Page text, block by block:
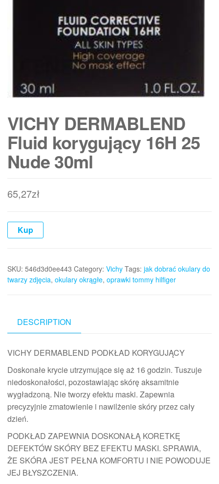
VICHY DERMABLEND
Fluid korygujący 16H 25
Nude 30ml
65,27zł
Kup
SKU: 546d3d0ee443 Category: Vichy Tags: jak dobrać okulary do
twarzy zdjęcia, okulary okrągłe, oprawki tommy hilfiger
DESCRIPTION
VICHY DERMABLEND PODKŁAD KORYGUJĄCY
Doskonałe krycie utrzymujące się aż 16 godzin. Tuszuje
niedoskonałości, pozostawiając skórę aksamitnie
wygładzoną. Nie tworzy efektu maski. Zapewnia
precyzyjnie zmatowienie i nawilżenie skóry przez cały
dzień.
PODKŁAD ZAPEWNIA DOSKONAŁĄ KORETKĘ
DEFEKTÓW SKÓRY BEZ EFEKTU MASKI. SPRAWIA,
ŻE SKÓRA JEST PEŁNA KOMFORTU I NIE POWODUJE
JEJ BŁYSZCZENIA.